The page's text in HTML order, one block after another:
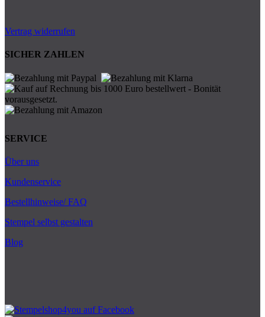
Vertrag widerrufen
SICHER ZAHLEN
SERVICE
Über uns
Kundenservice
Bestellhinweise/ FAQ
Stempel selbst gestalten
Blog